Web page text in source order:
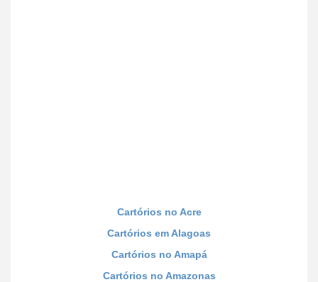
Cartórios no Acre
Cartórios em Alagoas
Cartórios no Amapá
Cartórios no Amazonas